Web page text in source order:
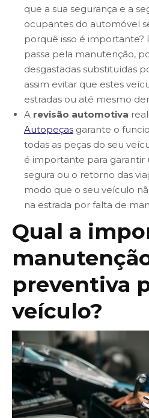
que a sua segurança e a
ocupantes do automóvel
porquê isso é importante?
passa pela manutenção,
desgastadas substituídas
assim evitar que estes
estradas ou até mesmo
A revisão automotiva
Autopeças garante o
todas as peças do seu
é importante para garantir
segura ou o retorno das
modo que o seu veículo
na estrada por falta de
Qual a
preventiva
veículo?